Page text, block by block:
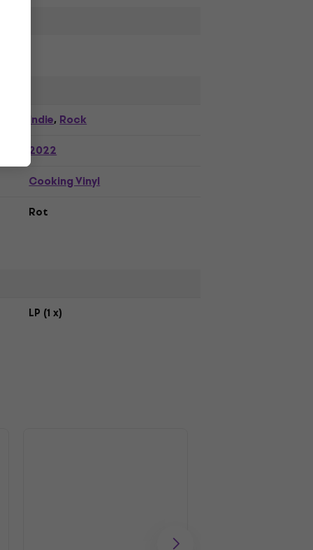
Indie,Rock
2022
Cooking Vinyl
Rot
LP (1 x)